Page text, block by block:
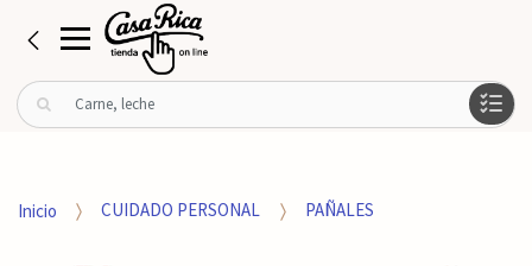
B
u
rInicio CUIDADO PERSONAL PAÑALES